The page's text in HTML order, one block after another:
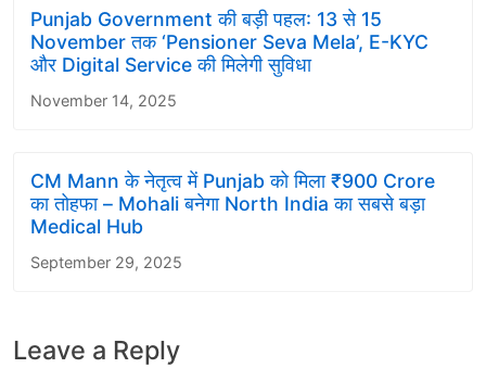
Punjab Government की बड़ी पहल: 13 से 15
November तक ‘Pensioner Seva Mela’, E-KYC
और Digital Service की मिलेगी सुविधा
November 14, 2025
CM Mann के नेतृत्व में Punjab को मिला ₹900 Crore
का तोहफा – Mohali बनेगा North India का सबसे बड़ा
Medical Hub
September 29, 2025
Leave a Reply